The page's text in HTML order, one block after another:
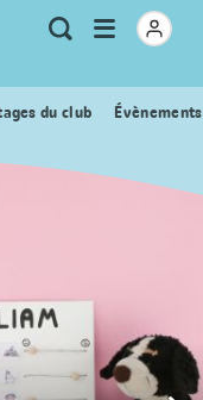
Métanavigation
RechercheOuvrir
du club